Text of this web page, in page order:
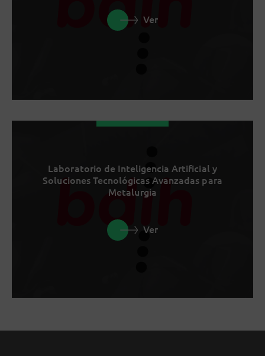
Ver
Laboratorio de Inteligencia Artificial y
Soluciones Tecnológicas Avanzadas para
Metalurgia
Ver